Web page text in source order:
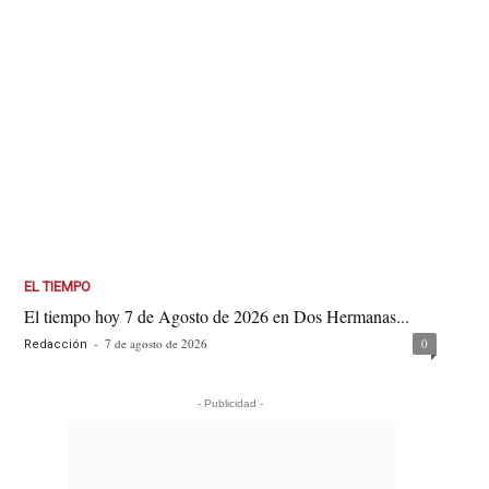
EL TIEMPO
El tiempo hoy 7 de Agosto de 2026 en Dos Hermanas...
Redacción - 7 de agosto de 2026 0
- Publicidad -